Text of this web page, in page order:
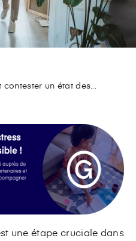
contester un état des...
une étape cruciale dans